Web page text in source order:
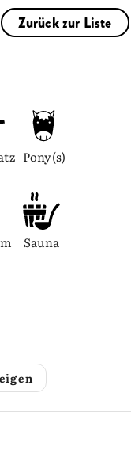
Zurück zur Liste
Pony(s)
Sauna